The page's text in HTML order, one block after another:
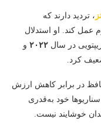
، تردید دارند که
عمل کند. او استدلال
در سال ۲۰۲۲ و
کرد.
در برابر کاهش ارزش
سناریوها خود به‌قدری
خوشایند نیست.